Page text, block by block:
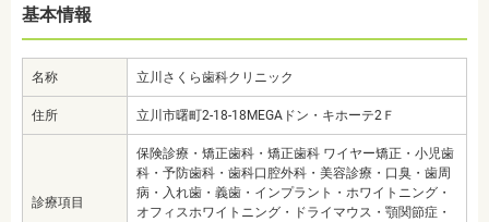
基本情報
名称 立川さくら歯科クリニック
住所 立川市曙町2-18-18MEGAドン・キホーテ2Ｆ
診療項目
保険診療・矯正歯科・矯正歯科 ワイヤー矯正・小児歯
科・予防歯科・歯科口腔外科・美容診療・口臭・歯周
病・入れ歯・義歯・インプラント・ホワイトニング・
オフィスホワイトニング・ドライマウス・顎関節症・